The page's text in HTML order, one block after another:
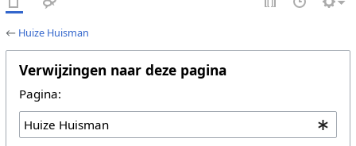
← Huize Huisman
Verwijzingen naar deze pagina
Pagina: